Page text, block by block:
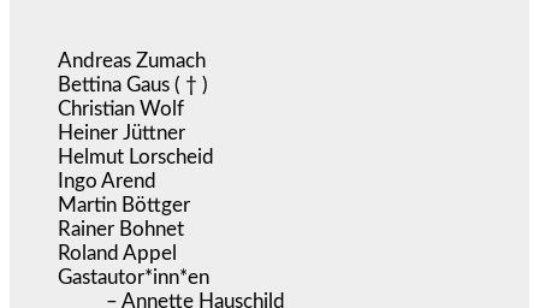
Andreas Zumach
Bettina Gaus ( † )
Christian Wolf
Heiner Jüttner
Helmut Lorscheid
Ingo Arend
Martin Böttger
Rainer Bohnet
Roland Appel
Gastautor*inn*en
– Annette Hauschild